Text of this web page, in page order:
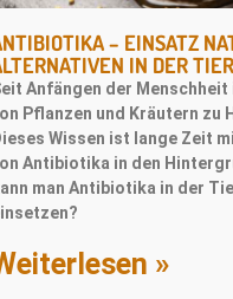
– EINSATZ
IN DER
Anfängen der
Pﬂanzen und Kräutern zu
Wissen ist lange Zeit
Antibiotika in den
man Antibiotika in der
»